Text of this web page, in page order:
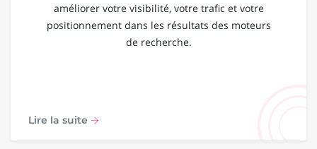
améliorer votre visibilité, votre trafic et votre
positionnement dans les résultats des moteurs
de recherche.
Lire la suite